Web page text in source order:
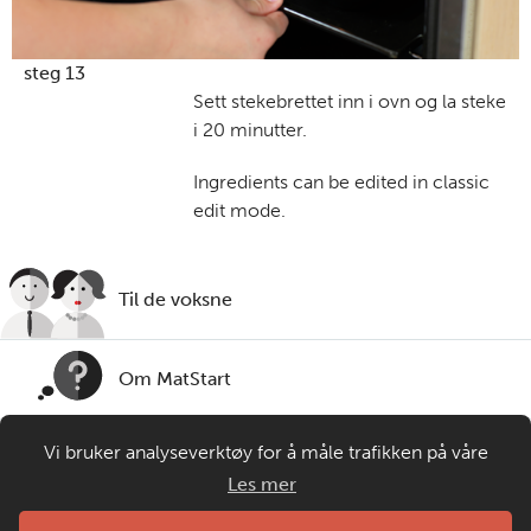
steg 13
Sett stekebrettet inn i ovn og la steke
i 20 minutter.
Ingredients can be edited in classic
edit mode.
Til de voksne
Om MatStart
Kontakt oss
Vi bruker analyseverktøy for å måle trafikken på våre
nettsider. Informasjonskapsler plasseres i din nettleser og
gir oss grunnlag for videreutvikling og drift av våre
Les mer